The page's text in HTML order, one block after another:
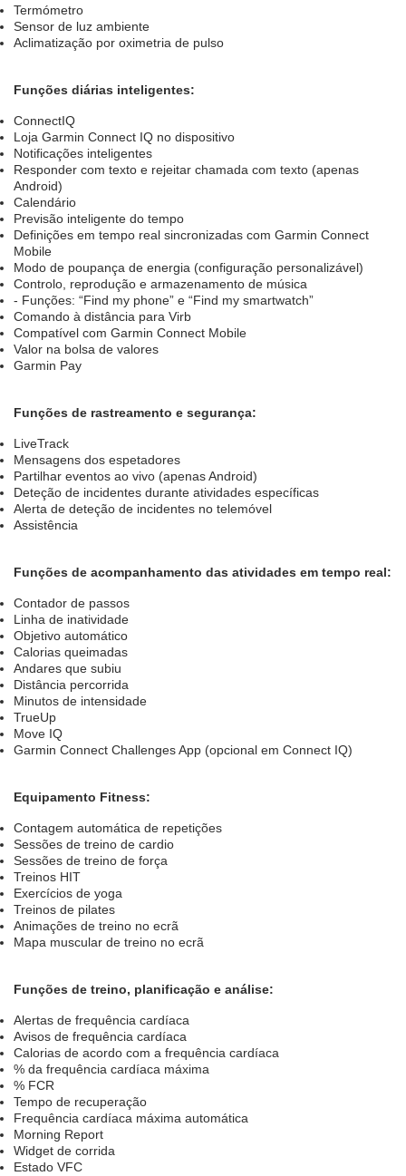
Termómetro
Sensor de luz ambiente
Aclimatização por oximetria de pulso
Funções diárias inteligentes:
ConnectIQ
Loja Garmin Connect IQ no dispositivo
Notificações inteligentes
Responder com texto e rejeitar chamada com texto (apenas
Android)
Calendário
Previsão inteligente do tempo
Definições em tempo real sincronizadas com Garmin Connect
Mobile
Modo de poupança de energia (configuração personalizável)
Controlo, reprodução e armazenamento de música
- Funções: “Find my phone” e “Find my smartwatch”
Comando à distância para Virb
Compatível com Garmin Connect Mobile
Valor na bolsa de valores
Garmin Pay
Funções de rastreamento e segurança:
LiveTrack
Mensagens dos espetadores
Partilhar eventos ao vivo (apenas Android)
Deteção de incidentes durante atividades específicas
Alerta de deteção de incidentes no telemóvel
Assistência
Funções de acompanhamento das atividades em tempo real:
Contador de passos
Linha de inatividade
Objetivo automático
Calorias queimadas
Andares que subiu
Distância percorrida
Minutos de intensidade
TrueUp
Move IQ
Garmin Connect Challenges App (opcional em Connect IQ)
Equipamento Fitness:
Contagem automática de repetições
Sessões de treino de cardio
Sessões de treino de força
Treinos HIT
Exercícios de yoga
Treinos de pilates
Animações de treino no ecrã
Mapa muscular de treino no ecrã
Funções de treino, planificação e análise:
Alertas de frequência cardíaca
Avisos de frequência cardíaca
Calorias de acordo com a frequência cardíaca
% da frequência cardíaca máxima
% FCR
Tempo de recuperação
Frequência cardíaca máxima automática
Morning Report
Widget de corrida
Estado VFC